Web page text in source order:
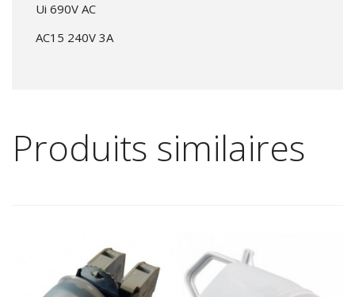
Ui 690V AC
AC15 240V 3A
Produits similaires